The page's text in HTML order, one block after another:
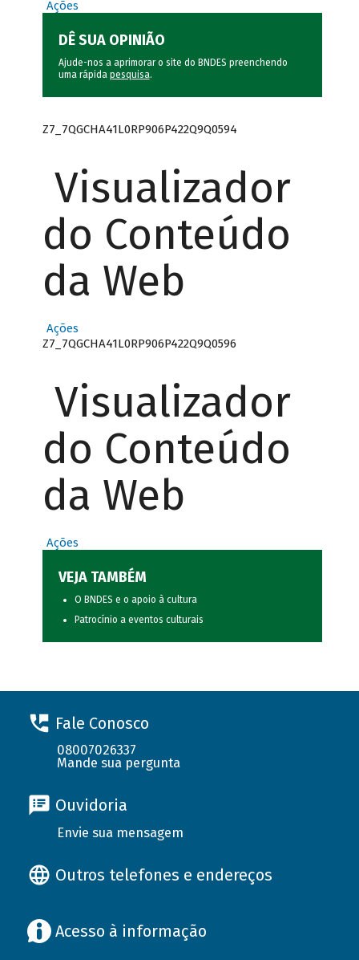
Ações
DÊ SUA OPINIÃO
Ajude-nos a aprimorar o site do BNDES preenchendo
uma rápida pesquisa.
Z7_7QGCHA41L0RP906P422Q9Q0594
Visualizador
do Conteúdo
da Web
Ações
Z7_7QGCHA41L0RP906P422Q9Q0596
Visualizador
do Conteúdo
da Web
Ações
VEJA TAMBÉM
O BNDES e o apoio à cultura
Patrocínio a eventos culturais
Fale Conosco
08007026337
Mande sua pergunta
Ouvidoria
Envie sua mensagem
Outros telefones e endereços
Acesso à informação